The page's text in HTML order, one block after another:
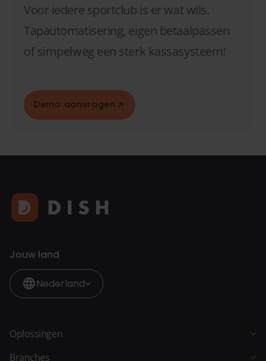
Voor iedere sportclub is er wat wils.
Tapautomatisering, eigen betaalpassen
of simpelweg een sterk kassasysteem!
Demo aanvragen
Jouw land
Nederland
Oplossingen
Kassasysteem
Branches